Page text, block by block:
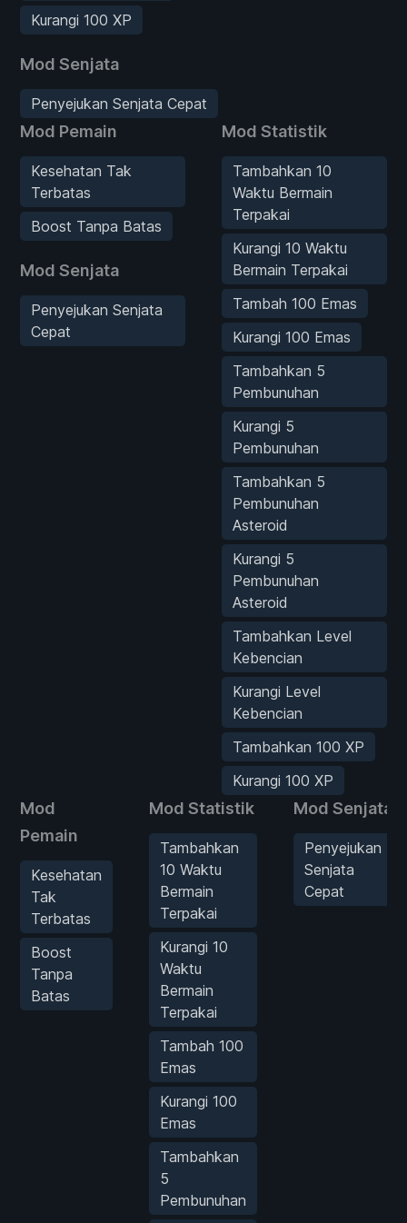
Kurangi 100 XP
Mod Senjata
Penyejukan Senjata Cepat
Mod Pemain
Kesehatan Tak
Terbatas
Boost Tanpa Batas
Mod Senjata
Penyejukan Senjata
Cepat
Mod Statistik
Tambahkan 10
Waktu Bermain
Terpakai
Kurangi 10 Waktu
Bermain Terpakai
Tambah 100 Emas
Kurangi 100 Emas
Tambahkan 5
Pembunuhan
Kurangi 5
Pembunuhan
Tambahkan 5
Pembunuhan
Asteroid
Kurangi 5
Pembunuhan
Asteroid
Tambahkan Level
Kebencian
Kurangi Level
Kebencian
Tambahkan 100 XP
Kurangi 100 XP
Mod
Pemain
Kesehatan
Tak
Terbatas
Boost
Tanpa
Batas
Mod Statistik
Tambahkan
10 Waktu
Bermain
Terpakai
Kurangi 10
Waktu
Bermain
Terpakai
Tambah 100
Emas
Kurangi 100
Emas
Tambahkan
5
Pembunuhan
Mod Senjata
Penyejukan
Senjata
Cepat